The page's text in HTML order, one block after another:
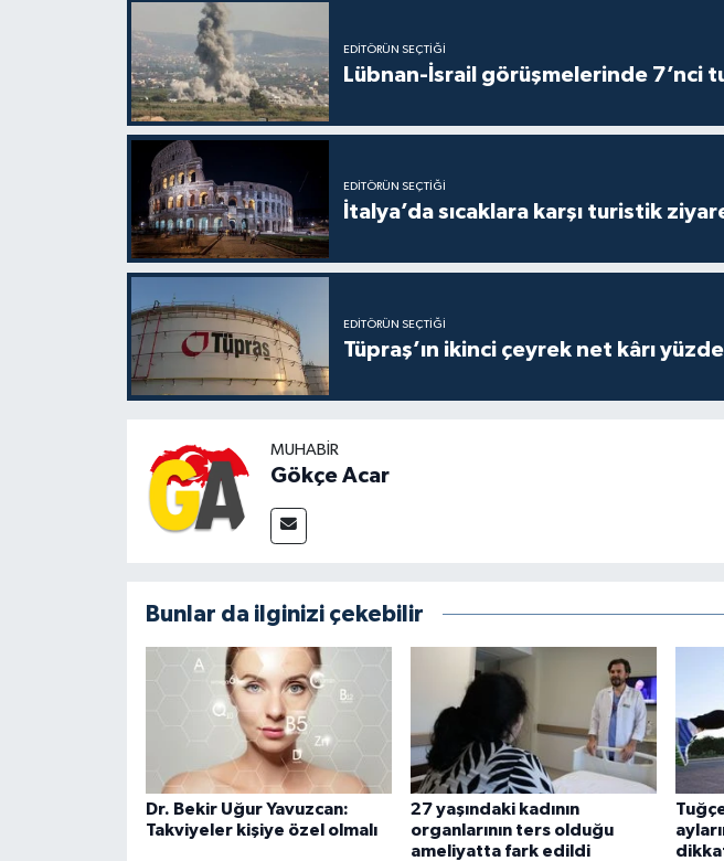
EDITÖRÜN SEÇTIĞI
Lübnan-İsrail görüşmelerinde 7’nci
EDITÖRÜN SEÇTIĞI
İtalya’da sıcaklara karşı turistik
EDITÖRÜN SEÇTIĞI
Tüpraş’ın ikinci çeyrek net kârı
MUHABIR
Gökçe Acar
Bunlar da ilginizi çekebilir
Dr. Bekir Uğur Yavuzcan:
Takviyeler kişiye özel olmalı
27 yaşındaki kadının
organlarının ters olduğu
ameliyatta fark edildi